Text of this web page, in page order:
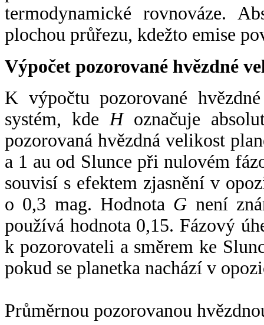
termodynamické rovnováze.
plochou průřezu, kdežto emise
Výpočet pozorované hvězdné
K výpočtu pozorované
systém, kde Hoznačuje
pozorovaná hvězdná velikost
a 1 au od Slunce při nulovém
souvisí s efektem zjasnění v
o 0,3 mag. Hodnota G není
používá hodnota 0,15. Fázový
k pozorovateli a směrem ke
pokud se planetka nachází v
Průměrnou pozorovanou